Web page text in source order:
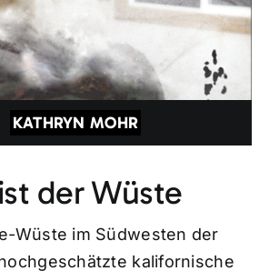
KATHRYN MOHR
der Wüste
Wüste im Südwesten der
kalifornische